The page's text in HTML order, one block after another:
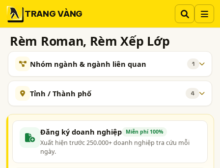
TRANG VÀNG
Rèm Roman, Rèm Xếp Lớp
Nhóm ngành & ngành liên quan 1
Tỉnh / Thành phố 4
Hà Nội TP. Hồ Chí Minh (TPHCM)
Bình Dương
Long AnĐăng ký doanh nghiệp Miễn phí 100%
Xuất hiện trước 250.000+ doanh nghiệp tra cứu mỗi
ngày.